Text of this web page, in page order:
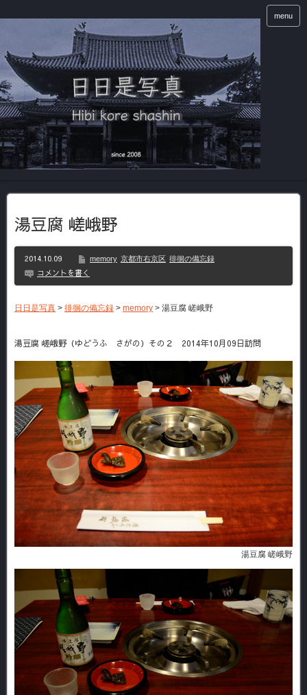
menu
湯豆腐 嵯峨野
2014.10.09 memory 京都市右京区 徘徊の備忘録
コメントを書く
日日是写真 > 徘徊の備忘録 > memory > 湯豆腐 嵯峨野
湯豆腐 嵯峨野（ゆどうふ さがの）その２ 2014年10月09日訪問
湯豆腐 嵯峨野